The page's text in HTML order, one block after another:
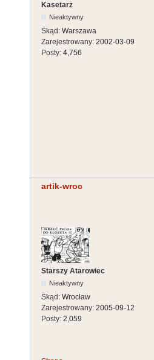
Kasetarz
Nieaktywny
Skąd: Warszawa
Zarejestrowany: 2002-03-09
Posty: 4,756
artik-wroc
Starszy Atarowiec
Nieaktywny
Skąd: Wrocław
Zarejestrowany: 2005-09-12
Posty: 2,059